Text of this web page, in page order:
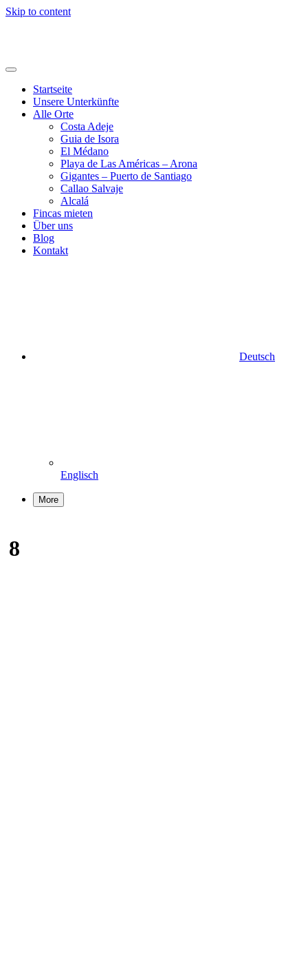
Skip to content
Startseite
Unsere Unterkünfte
Alle Orte
Costa Adeje
Guia de Isora
El Médano
Playa de Las Américas – Arona
Gigantes – Puerto de Santiago
Callao Salvaje
Alcalá
Fincas mieten
Über uns
Blog
Kontakt
Deutsch
Englisch
More
8